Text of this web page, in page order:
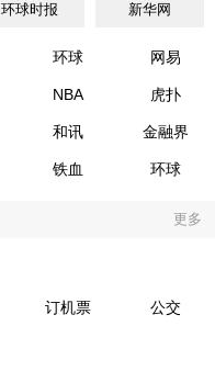
环球时报 新华网
环球 网易
NBA 虎扑
和讯 金融界
铁血 环球
更多
订机票 公交